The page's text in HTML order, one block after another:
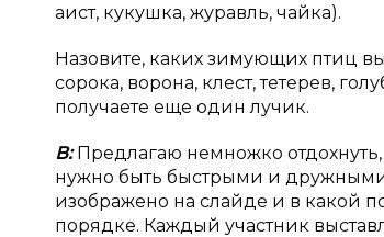
аист, кукушка, журавль, чайка).
Назовите, каких зимующих птиц
сорока, ворона, клест, тетерев,
получаете еще один лучик.
В:Предлагаю немножко отдохнуть,
нужно быть быстрыми и
изображено на слайде и в какой
порядке. Каждый участник